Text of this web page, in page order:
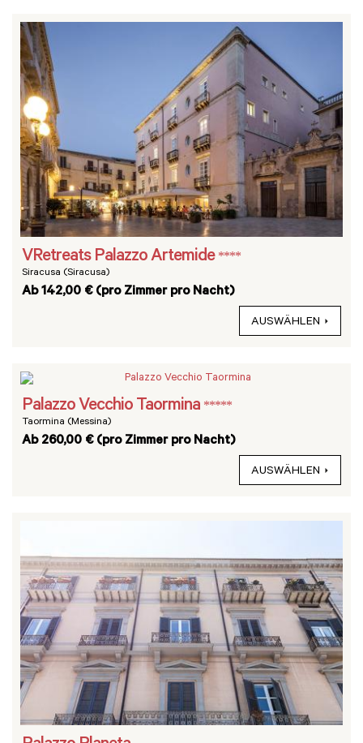
VRetreats Palazzo Artemide ****
Siracusa (Siracusa)
Ab 142,00 € (pro Zimmer pro Nacht)
AUSWÄHLEN
Palazzo Vecchio Taormina *****
Taormina (Messina)
Ab 260,00 € (pro Zimmer pro Nacht)
AUSWÄHLEN